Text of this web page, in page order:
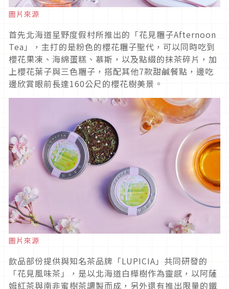
圖片來源
首先北海道星野度假村所推出的「花見糰子Afternoon
Tea」，主打的是粉色的櫻花糰子聖代，可以同時吃到
櫻花果凍、海綿蛋糕、慕斯，以及點綴的抹茶碎片，加
上櫻花葉子與三色糰子，搭配其他7款甜鹹餐點，邊吃
邊欣賞眼前長達160公尺的櫻花樹美景。
圖片來源
飲品部份提供與知名茶品牌「LUPICIA」共同研發的
「花見風味茶」，是以北海道白樺樹作為靈感，以阿薩
姆紅茶與南非蜜樹茶調製而成，另外還有推出限量的鐵